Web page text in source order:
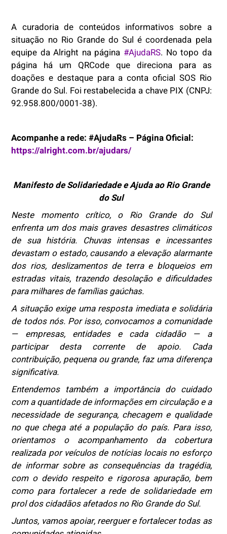
A curadoria de conteúdos informativos sobre a
situação no Rio Grande do Sul é coordenada pela
equipe da Alright na página #AjudaRS. No topo da
página há um QRCode que direciona para as
doações e destaque para a conta oficial SOS Rio
Grande do Sul. Foi restabelecida a chave PIX (CNPJ:
92.958.800/0001-38).
Acompanhe a rede: #AjudaRs – Página Oficial:
https://alright.com.br/ajudars/
Manifesto de Solidariedade e Ajuda ao Rio Grande
do Sul
Neste momento crítico, o Rio Grande do Sul
enfrenta um dos mais graves desastres climáticos
de sua história. Chuvas intensas e incessantes
devastam o estado, causando a elevação alarmante
dos rios, deslizamentos de terra e bloqueios em
estradas vitais, trazendo desolação e dificuldades
para milhares de famílias gaúchas.
A situação exige uma resposta imediata e solidária
de todos nós. Por isso, convocamos a comunidade
— empresas, entidades e cada cidadão — a
participar desta corrente de apoio. Cada
contribuição, pequena ou grande, faz uma diferença
significativa.
Entendemos também a importância do cuidado
com a quantidade de informações em circulação e a
necessidade de segurança, checagem e qualidade
no que chega até a população do país. Para isso,
orientamos o acompanhamento da cobertura
realizada por veículos de notícias locais no esforço
de informar sobre as consequências da tragédia,
com o devido respeito e rigorosa apuração, bem
como para fortalecer a rede de solidariedade em
prol dos cidadãos afetados no Rio Grande do Sul.
Juntos, vamos apoiar, reerguer e fortalecer todas as